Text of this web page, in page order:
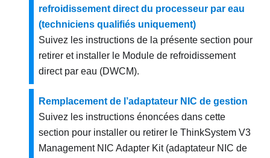
refroidissement direct du processeur par eau
(techniciens qualifiés uniquement)
Suivez les instructions de la présente section pour
retirer et installer le Module de refroidissement
direct par eau (DWCM).
Remplacement de l’adaptateur NIC de gestion
Suivez les instructions énoncées dans cette
section pour installer ou retirer le ThinkSystem V3
Management NIC Adapter Kit(adaptateur NIC de